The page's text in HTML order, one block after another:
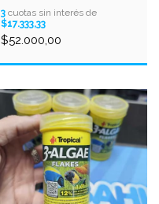
3 cuotas sin interés de
$17.333,33
$52.000,00